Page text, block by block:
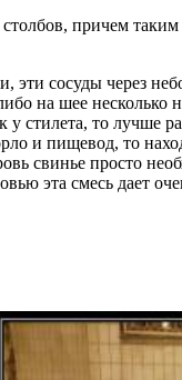
причем
сосуды через
на шее несколько
стилета, то лучше
и пищевод, то
свинье просто
эта смесь дает